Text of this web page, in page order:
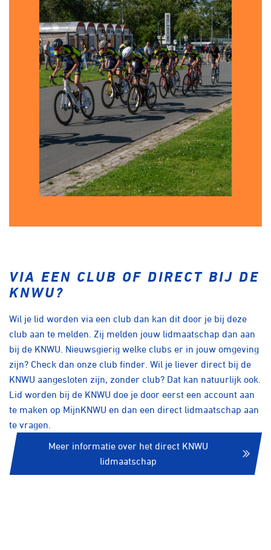
VIA EEN CLUB OF DIRECT BIJ DE
KNWU?
Wil je lid worden via een club dan kan dit door je bij deze
club aan te melden. Zij melden jouw lidmaatschap dan aan
bij de KNWU. Nieuwsgierig welke clubs er in jouw omgeving
zijn? Check dan onze club finder . Wil je liever direct bij de
KNWU aangesloten zijn, zonder club? Dat kan natuurlijk ook.
Lid worden bij de KNWU doe je door eerst een account aan
te maken op MijnKNWU en dan een direct lidmaatschap aan
te vragen.
Meer informatie over het direct KNWU
lidmaatschap